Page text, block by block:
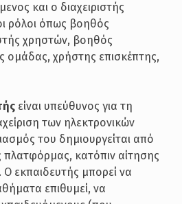
και ο διαχειριστής
ρόλοι όπως βοηθός
χρηστών, βοηθός
ομάδας, χρήστης επισκέπτης,
είναι υπεύθυνος για τη
των ηλεκτρονικών
του δημιουργείται από
πλατφόρμας, κατόπιν αίτησης
εκπαιδευτής μπορεί να
επιθυμεί, να